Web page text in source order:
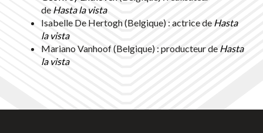
de Hasta la vista
Isabelle De Hertogh (Belgique) : actrice de Hasta
la vista
Mariano Vanhoof (Belgique) : producteur de Hasta
la vista